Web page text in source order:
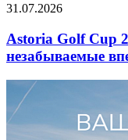
31.07.2026
Astoria Golf Cup
незабываемые